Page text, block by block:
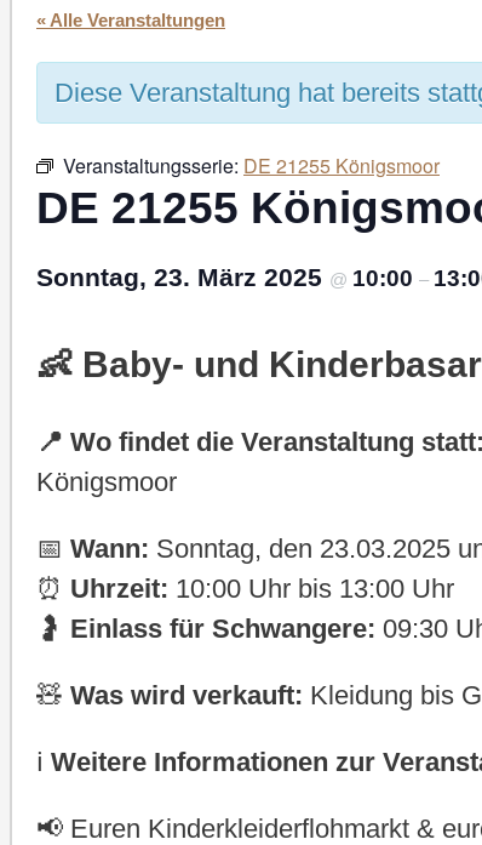
« Alle Veranstaltungen
Diese Veranstaltung hat bereits
Veranstaltungsserie: DE 21255 Königsmoor
DE 21255
Sonntag, 23. März 2025 @ 10:00 –
👶 Baby- und
📍 Wo findet die Veranstaltung statt:
Königsmoor
📅 Wann: Sonntag, den 23.03.2025
⏰ Uhrzeit: 10:00 Uhr bis 13:00 Uhr
🤰 Einlass für Schwangere: 09:30
🧸 Was wird verkauft: Kleidung bis
ℹ️ Weitere Informationen zur
📢 Euren Kinderkleiderflohmarkt &